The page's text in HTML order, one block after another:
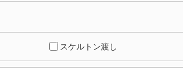
スケルトン渡し